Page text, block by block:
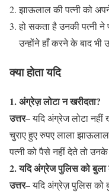
झाऊलाल की पत्नी को
हो सकता है उनकी पत्नी
उन्होंने हाँ करने के बाद भी
क्या होता यदि
1. अंग्रेज़ लोटा न खरीदता?
उत्तर– यदि अंग्रेज लोटा नहीं
चुराए हुए रुपए लाला
पत्नी को पैसे नहीं देते तो
2. यदि अंग्रेज पुलिस को बुला
उत्तर– यदि अंग्रेज़ पुलिस को